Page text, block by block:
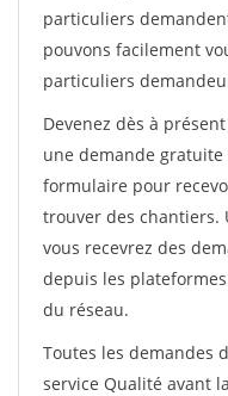
particuliers
pouvons facilement
particuliers
Devenez dès à
une demande
formulaire pour
trouver des chantiers.
vous recevrez des
depuis les
du réseau.
Toutes les demandes
service Qualité avant